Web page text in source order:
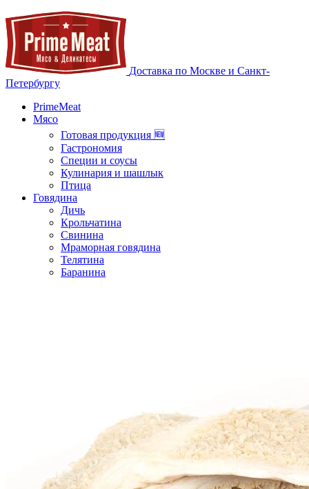
Доставка по Москве и Санкт-
Петербургу
PrimeMeat
Мясо
Готовая продукция 🆕
Гастрономия
Специи и соусы
Кулинария и шашлык
Птица
Говядина
Дичь
Крольчатина
Свинина
Мраморная говядина
Телятина
Баранина